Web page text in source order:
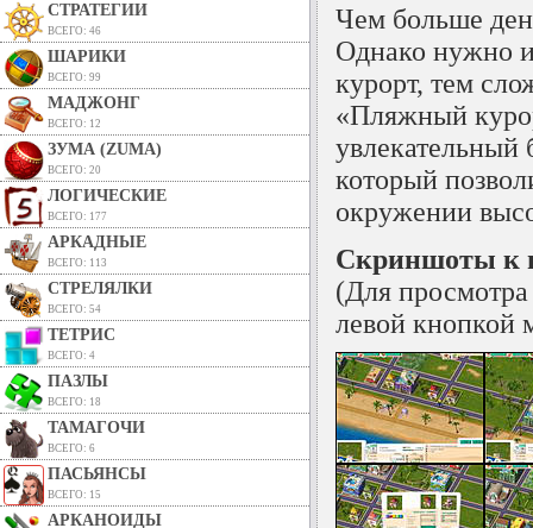
СТРАТЕГИИ
ВСЕГО: 46
ШАРИКИ
ВСЕГО: 99
МАДЖОНГ
ВСЕГО: 12
ЗУМА (ZUMA)
ВСЕГО: 20
ЛОГИЧЕСКИЕ
ВСЕГО: 177
АРКАДНЫЕ
ВСЕГО: 113
СТРЕЛЯЛКИ
ВСЕГО: 54
ТЕТРИС
ВСЕГО: 4
ПАЗЛЫ
ВСЕГО: 18
ТАМАГОЧИ
ВСЕГО: 6
ПАСЬЯНСЫ
ВСЕГО: 15
АРКАНОИДЫ
Чем больше
Однако нужно
курорт, тем
«Пляжный
увлекательный
который
окружении
Скриншоты к
(Для
левой кнопкой